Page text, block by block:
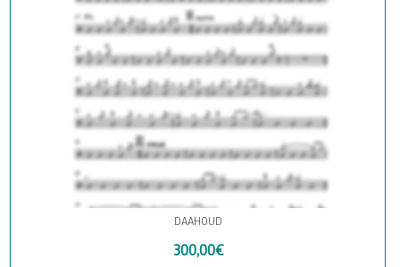
DAAHOUD
300,00€